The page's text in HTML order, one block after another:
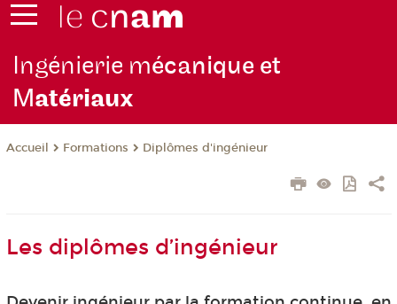
Ingénierie mécanique et
Matériaux
Accueil Formations Diplômes d'ingénieur
Les diplômes d’ingénieur